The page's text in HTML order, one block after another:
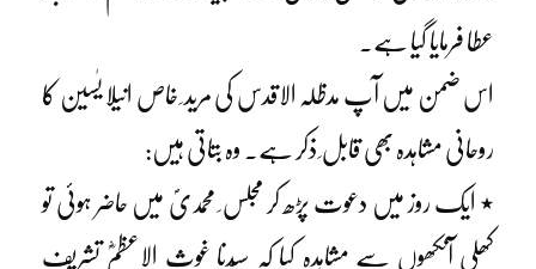
عطا فرمایا گیا ہے۔
اس ضمن میں آپ مدظلہ الاقدس کی مرید ِ خاص انیلا یٰسین کا
روحانی مشاہدہ بھی قابل ِ ذکر ہے۔ وہ بتاتی ہیں:
٭ ایک روز میں دعوت پڑھ کر مجلس ِ محمدیؐ میں حاضر ہوئی تو
کھلی آنکھوں سے مشاہدہ کیا کہ سیّدنا غوث الاعظمؓ تشریف